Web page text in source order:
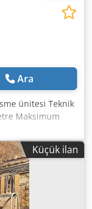
Ara
ünitesi Teknik
Maksimum
180 mm
2 - 7
Küçük ilan